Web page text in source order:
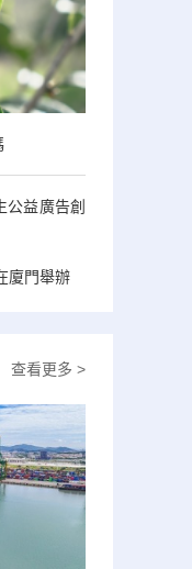
公益廣告創
廈門舉辦
查看更多 >